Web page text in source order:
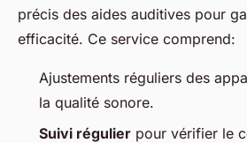
précis des aides auditives pour
efficacité. Ce service comprend:
Ajustements réguliers des
la qualité sonore.
Suivi régulier pour vérifier le